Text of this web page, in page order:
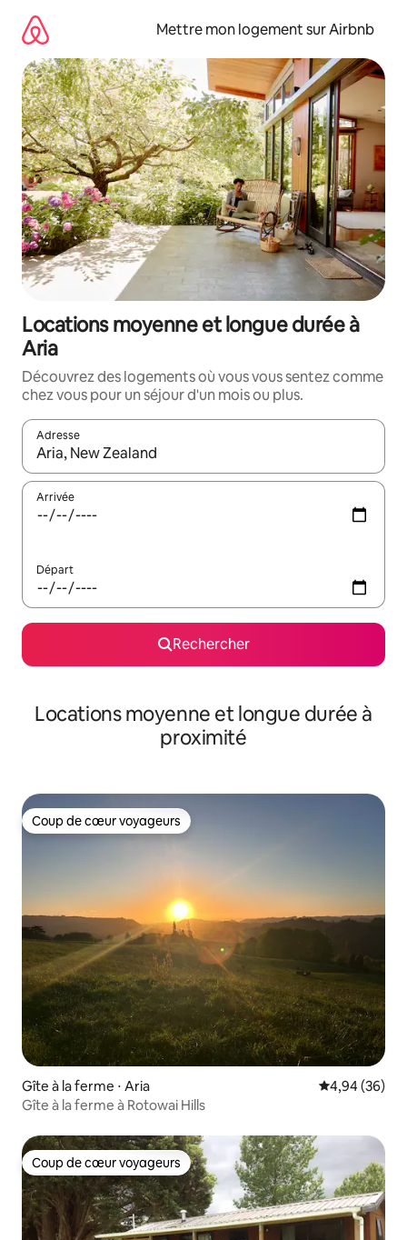
directement
contenu
Mettre mon logement sur Airbnb
Locations moyenne et longue durée à
Aria
Découvrez des logements où vous vous sentez comme
chez vous pour un séjour d'un mois ou plus.
Adresse
Lorsque les résultats s'affichent, utilisez les flèches vers le
Arrivée
Départ
Rechercher
Locations moyenne et longue durée à
proximité
Coup de cœur voyageurs
Coup de cœur voyageurs
Gîte à la ferme ⋅ Aria Évaluation
4,94 (36)
Gîte à la ferme à Rotowai Hills
Coup de cœur voyageurs
Coup de cœur voyageurs